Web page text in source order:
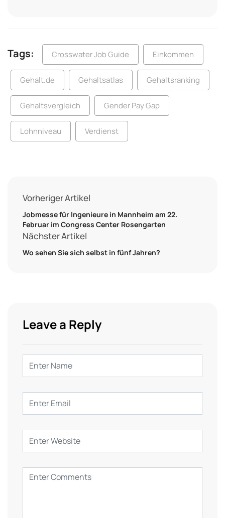
Tags: Crosswater Job Guide Einkommen
Gehalt.de Gehaltsatlas Gehaltsranking
Gehaltsvergleich Gender Pay Gap
Lohnniveau Verdienst
Vorheriger Artikel
Jobmesse für Ingenieure in Mannheim am 22.
Februar im Congress Center Rosengarten
Nächster Artikel
Wo sehen Sie sich selbst in fünf Jahren?
Leave a Reply